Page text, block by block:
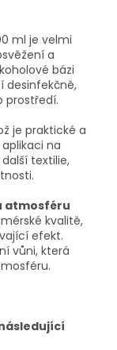
ml je velmi
a
bázi
desinfekčně,
prostředí.
je praktické a
na
textilie,
atmosféru
kvalitě,
efekt.
vůni, která